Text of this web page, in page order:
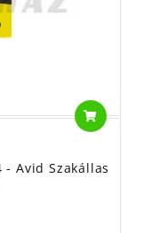
Avid Szakállas